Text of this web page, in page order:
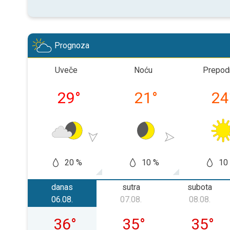
Prognoza
Uveče
29°
20 %
Noću
21 °
10 %
24
10
danas
četvrtak, 06. 08.
06.08.
36°
sutra
petak, 07. 08.
07.08.
35°
subota
subota,
08.08.
35°